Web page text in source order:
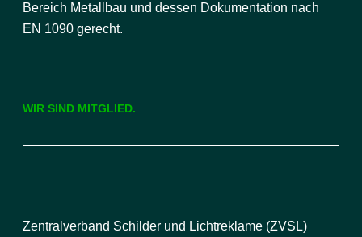
Bereich Metallbau und dessen Dokumentation nach
EN 1090 gerecht.
WIR SIND MITGLIED.
Zentralverband Schilder und Lichtreklame (ZVSL)